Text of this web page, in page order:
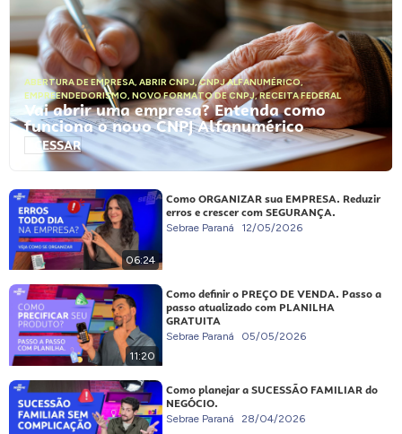
ABERTURA DE EMPRESA, ABRIR CNPJ,CNPJ ALFANUMÉRICO,
EMPREENDEDORISMO, NOVO FORMATO DE CNPJ,RECEITA FEDERAL
Vai abrir uma empresa? Entenda como
funciona o novo CNPJ Alfanumérico
ACESSAR
06:24
Como ORGANIZAR sua EMPRESA. Reduzir
erros e crescer com SEGURANÇA.
Sebrae Paraná 12/05/2026
11:20
Como definir o PREÇO DE VENDA. Passo a
passo atualizado com PLANILHA
GRATUITA
Sebrae Paraná 05/05/2026
Como planejar a SUCESSÃO FAMILIAR do
NEGÓCIO.
Sebrae Paraná 28/04/2026